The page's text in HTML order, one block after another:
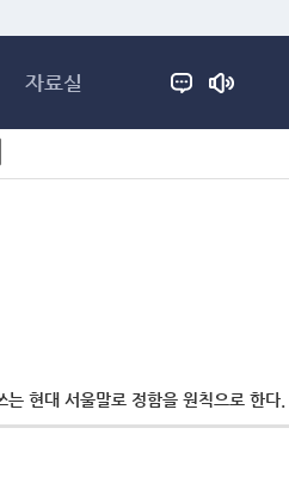
자료실
현대 서울말로 정함을 원칙으로 한다.